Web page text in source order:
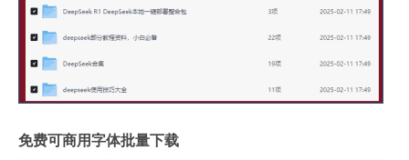
免费可商用字体批量下载